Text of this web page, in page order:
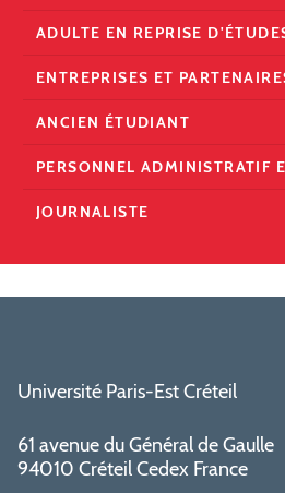
ADULTE EN REPRISE
ENTREPRISES ET
ANCIEN ÉTUDIANT
PERSONNEL ADMINISTRATIF
JOURNALISTE
Université Paris-Est Créteil
61 avenue du Général de Gaulle
94010 Créteil Cedex France